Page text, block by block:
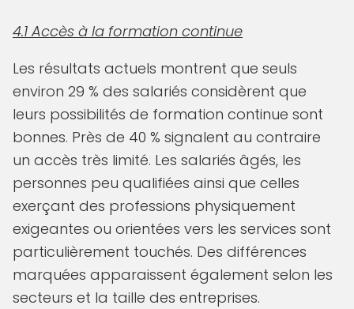
4.1 Accès à la formation continue
Les résultats actuels montrent que seuls
environ 29 % des salariés considèrent que
leurs possibilités de formation continue sont
bonnes. Près de 40 % signalent au contraire
un accès très limité. Les salariés âgés, les
personnes peu qualifiées ainsi que celles
exerçant des professions physiquement
exigeantes ou orientées vers les services sont
particulièrement touchés. Des différences
marquées apparaissent également selon les
secteurs et la taille des entreprises.